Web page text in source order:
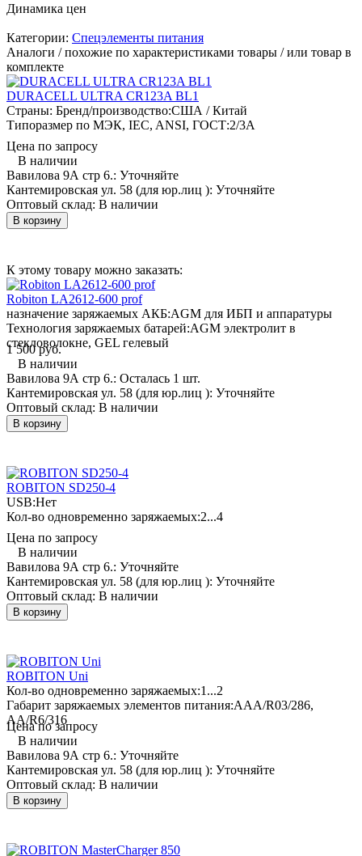
Динамика цен
Категории: Спецэлементы питания
Аналоги / похожие по характеристиками товары / или товар в
комплекте
DURACELL ULTRA CR123A BL1
Страны: Бренд/производство:США / Китай
Типоразмер по МЭК, IEC, ANSI, ГОСТ:2/3A
Цена по запросу
В наличии
Вавилова 9А стр 6.: Уточняйте
Кантемировская ул. 58 (для юр.лиц ): Уточняйте
Оптовый склад: В наличии
В корзину
К этому товару можно заказать:
Robiton LA2612-600 prof
назначение заряжаемых АКБ:AGM для ИБП и аппаратуры
Технология заряжаемых батарей:AGM электролит в
стекловолокне, GEL гелевый
1 500 руб.
В наличии
Вавилова 9А стр 6.: Осталась 1 шт.
Кантемировская ул. 58 (для юр.лиц ): Уточняйте
Оптовый склад: В наличии
В корзину
ROBITON SD250-4
USB:Нет
Кол-во одновременно заряжаемых:2...4
Цена по запросу
В наличии
Вавилова 9А стр 6.: Уточняйте
Кантемировская ул. 58 (для юр.лиц ): Уточняйте
Оптовый склад: В наличии
В корзину
ROBITON Uni
Кол-во одновременно заряжаемых:1...2
Габарит заряжаемых элементов питания:AAA/R03/286,
AA/R6/316
Цена по запросу
В наличии
Вавилова 9А стр 6.: Уточняйте
Кантемировская ул. 58 (для юр.лиц ): Уточняйте
Оптовый склад: В наличии
В корзину